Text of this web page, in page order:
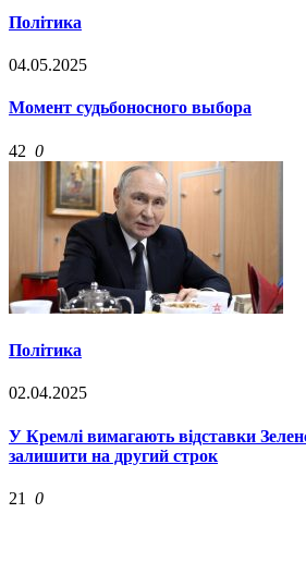
Політика
04.05.2025
Момент судьбоносного выбора
42 0
Політика
02.04.2025
У Кремлі вимагають відставки
залишити на другий строк
21 0